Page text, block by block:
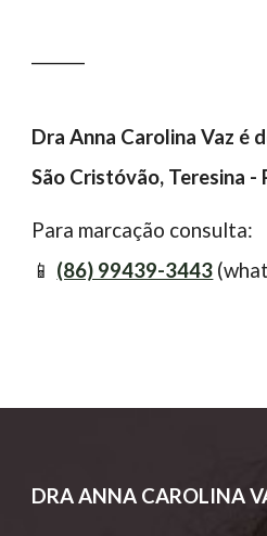
Dra Anna Carolina Vaz é
São Cristóvão, Teresina -
Para marcação consulta:
📱 (86) 99439-3443
DRAANNA CAROLINA